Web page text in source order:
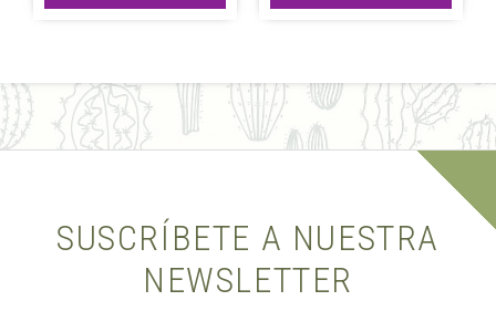
SUSCRÍBETE A NUESTRA
NEWSLETTER